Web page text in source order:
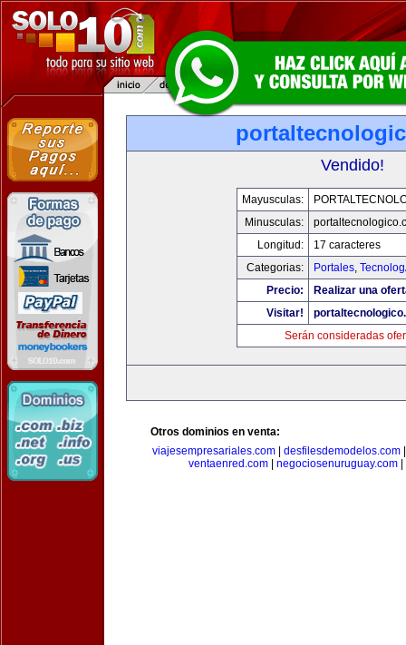
Vendido!
Mayusculas:
Minusculas:
Longitud:
17 caracteres
Categorias:
Portales,
Precio:
Realizar una
Visitar!
Serán consideradas
Otros dominios en venta:
viajesempresariales.com| desfilesdemodelos.com
ventaenred.com
negociosenuruguay.com